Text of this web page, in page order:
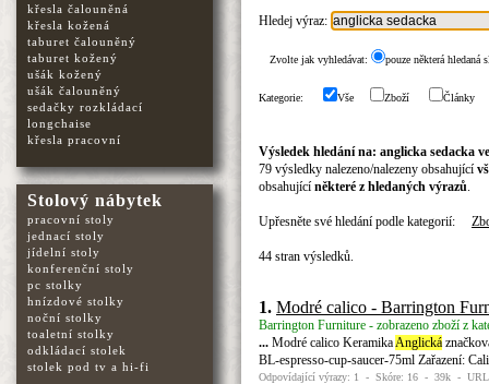
Hledej výraz:
Zvolte jak vyhledávat: pouze některá hledaná
Kategorie: Vše Zboží Články
Výsledek hledání na: anglicka sedacka
79 výsledky nalezeno/nalezeny obsahující
obsahující některé z hledaných výrazů
Upřesněte své hledání podle kategorií:
44 stran výsledků.
1. Modré calico - Barrington
Barrington Furniture - zobrazeno zboží z
...Modré calico Keramika Anglická
BL-espresso-cup-saucer-75ml Zařazení:
Odpovídající výrazy: 1 - Skóre: 16 - 39k - URL:
křesla čalouněná
křesla kožená
taburet čalouněný
taburet kožený
ušák kožený
ušák čalouněný
sedačky rozkládací
longchaise
křesla pracovní
Stolový nábytek
pracovní stoly
jednací stoly
jídelní stoly
konferenční stoly
pc stolky
hnízdové stolky
noční stolky
toaletní stolky
odkládací stolek
stolek pod tv a hi-fi